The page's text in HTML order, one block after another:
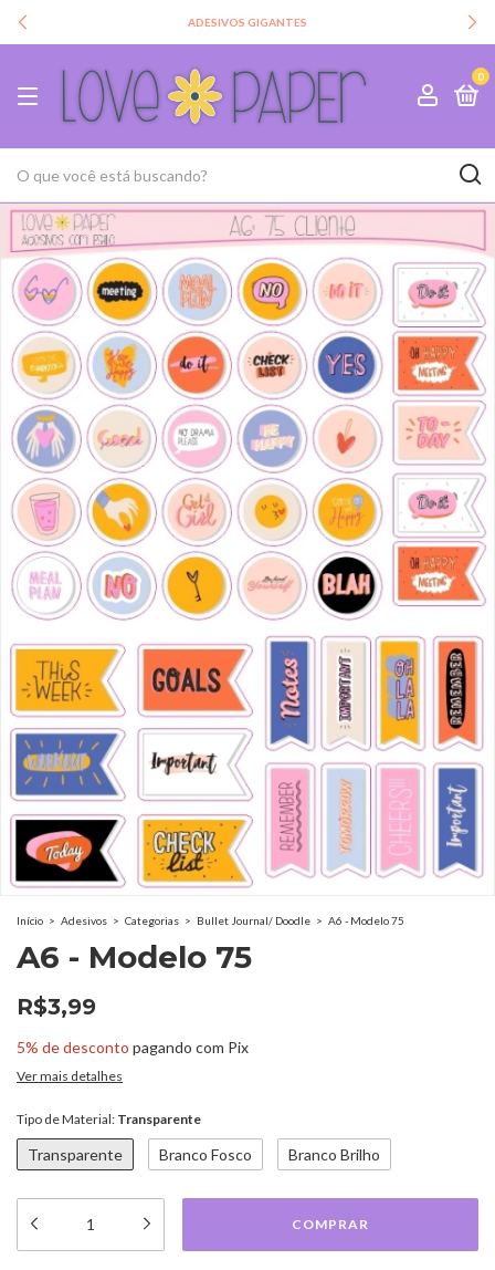
ADESIVOS GIGANTES
0
Início > Adesivos > Categorias > Bullet Journal/ Doodle > A6 - Modelo 75
A6 - Modelo 75
R$3,99
5% de desconto pagando com Pix
Ver mais detalhes
Tipo de Material: Transparente
Transparente Branco Fosco Branco Brilho